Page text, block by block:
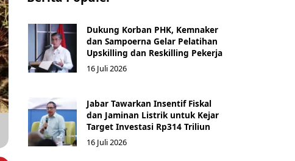
Dukung Korban PHK, Kemnaker
dan Sampoerna Gelar Pelatihan
Upskilling dan Reskilling Pekerja
16 Juli 2026
Jabar Tawarkan Insentif Fiskal
dan Jaminan Listrik untuk Kejar
Target Investasi Rp314 Triliun
16 Juli 2026